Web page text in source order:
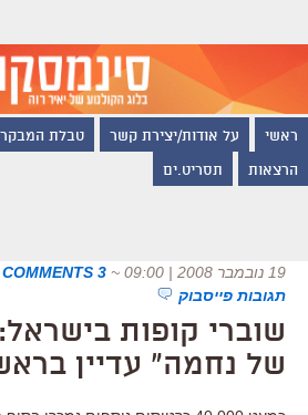
ראשי על אודות/יצירת קשר טבלת
הרצאות תסריט.ים
19 נובמבר 2008 | 09:00 ~
3 COMMENTS
תגובות פייסבוק
שוברי קופות
של נחמה" עדיין